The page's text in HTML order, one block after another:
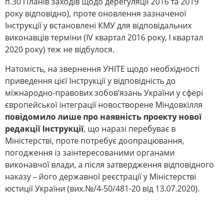
року відповідно), проте оновлення зазначеної
Інструкції у встановлені КМУ для відповідальних
виконавців терміни (IV квартал 2016 року, І квартал
2020 року) теж не відбулося.
Натомість, на звернення УНІТЕ щодо необхідності
приведення цієї Інструкції у відповідність до
міжнародно-правових зобов’язань України у сфері
європейської інтеграції новостворене Міндовкілля
повідомило лише про наявність проекту нової
редакції Інструкції, що наразі перебуває в
Міністерстві, проте потребує доопрацювання,
погодження із заінтересованими органами
виконавчої влади, а після затвердження відповідного
наказу – його державної реєстрації у Міністерстві
юстиції України (вих.№/4-50/481-20 від 13.07.2020).